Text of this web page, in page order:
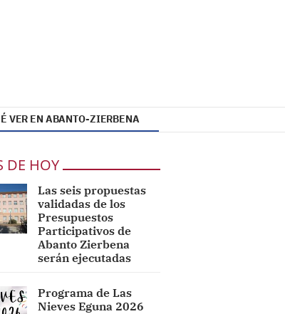
VER EN ABANTO-ZIERBENA
DE HOY
Las seis propuestas
validadas de los
Presupuestos
Participativos de
Abanto Zierbena
serán ejecutadas
Programa de Las
Nieves Eguna 2026